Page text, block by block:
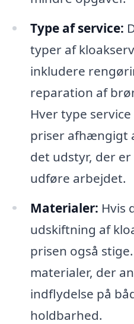
Type af service:
typer af
inkludere
reparation af
Hver type
priser afhængigt
det udstyr, der
udføre arbejdet.
Materialer: Hvis
udskiftning af
prisen også
materialer, der
indflydelse på
holdbarhed.